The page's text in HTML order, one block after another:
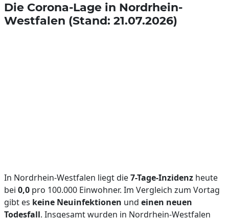
Die Corona-Lage in Nordrhein-
Westfalen (Stand: 21.07.2026)
In Nordrhein-Westfalen liegt die7-Tage-Inzidenz heute
bei 0,0 pro 100.000 Einwohner. Im Vergleich zum Vortag
gibt es keine Neuinfektionen und einen neuen
Todesfall. Insgesamt wurden in Nordrhein-Westfalen